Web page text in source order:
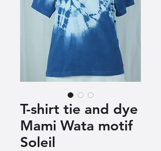
T-shirt tie and dye
Mami Wata motif
Soleil